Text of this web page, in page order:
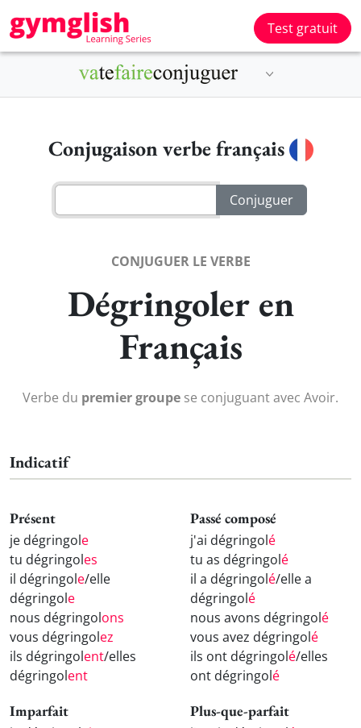
Test gratuit
Conjugaison verbe français
CONJUGUER LE VERBE
Dégringoler en
Français
Verbe du premier groupe se conjuguant avec Avoir.
Indicatif
Présent
je dégringole
tu dégringoles
il dégringole/elle
dégringole
nous dégringolons
vous dégringolez
ils dégringolent/elles
dégringolent
Passé composé
j'ai dégringolé
tu as dégringolé
il a dégringolé/elle a
dégringolé
nous avons dégringolé
vous avez dégringolé
ils ont dégringolé/elles
ont dégringolé
Imparfait Plus-que-parfait